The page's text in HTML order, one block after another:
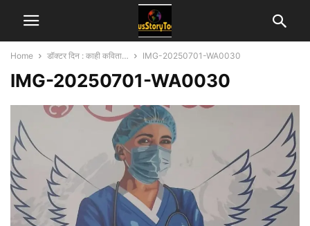
Home डॉक्टर दिन : काही कविता… IMG-20250701-WA0030
IMG-20250701-WA0030